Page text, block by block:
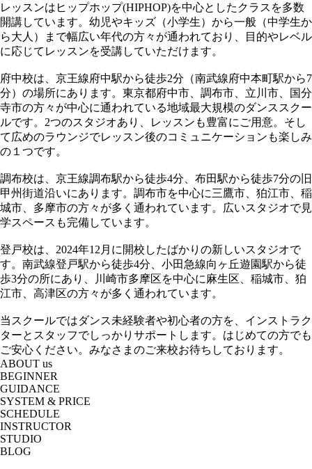
レッスンはヒップホップ(HIPHOP)を中心としたクラスを多数
開講しています。幼児やキッズ（小学生）から一般（中学生か
ら大人）まで幅広い年代の方々が通われており、目的やレベル
に応じてレッスンを受講していただけます。
府中校は、京王線府中駅から徒歩2分（南武線府中本町駅から7
分）の場所にあります。東京都府中市、調布市、立川市、国分
寺市の方々が中心に通われている地域最大規模のダンススクー
ルです。2つのスタジオあり、レッスンも豊富にご用意。そし
て広めのラウンジでレッスン後のコミュニケーションも楽しみ
の１つです。
調布校は、京王線調布駅から徒歩4分、布田駅から徒歩7分の旧
甲州街道沿いにあります。調布市を中心に三鷹市、狛江市、稲
城市、多摩市の方々が多く通われています。広いスタジオで見
学スペースも完備しています。
登戸校は、2024年12月に開校したばかりの新しいスタジオで
す。南武線登戸駅から徒歩4分、小田急線向ヶ丘遊園駅から徒
歩3分の所にあり、川崎市多摩区を中心に麻生区、稲城市、狛
江市、高津区の方々が多く通われています。
当スクールではダンス未経験者や初心者の方を、インストラク
ターとスタッフでしっかりサポートします。はじめての方でも
ご安心ください。みなさまのご来校お待ちしております。
ABOUT us
BEGINNER
GUIDANCE
SYSTEM & PRICE
SCHEDULE
INSTRUCTOR
STUDIO
BLOG